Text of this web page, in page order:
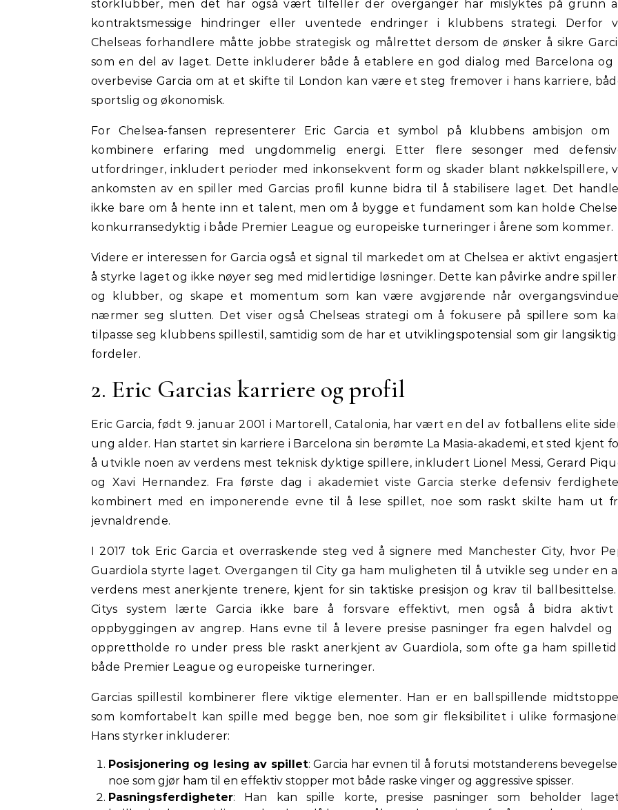
storklubber, men det har også vært tilfeller der overganger har mislyktes på grunn
kontraktsmessige hindringer eller uventede endringer i klubbens strategi. Derfor
Chelseas forhandlere måtte jobbe strategisk og målrettet dersom de ønsker å sikre
som en del av laget. Dette inkluderer både å etablere en god dialog med Barcelona og
overbevise Garcia om at et skifte til London kan være et steg fremover i hans karriere,
sportslig og økonomisk.
For Chelsea-fansen representerer Eric Garcia et symbol på klubbens ambisjon om
kombinere erfaring med ungdommelig energi. Etter flere sesonger med
utfordringer, inkludert perioder med inkonsekvent form og skader blant nøkkelspillere,
ankomsten av en spiller med Garcias profil kunne bidra til å stabilisere laget. Det
ikke bare om å hente inn et talent, men om å bygge et fundament som kan holde
konkurransedyktig i både Premier League og europeiske turneringer i årene som kommer.
Videre er interessen for Garcia også et signal til markedet om at Chelsea er aktivt
å styrke laget og ikke nøyer seg med midlertidige løsninger. Dette kan påvirke andre
og klubber, og skape et momentum som kan være avgjørende når
nærmer seg slutten. Det viser også Chelseas strategi om å fokusere på spillere som
tilpasse seg klubbens spillestil, samtidig som de har et utviklingspotensial som gir
fordeler.
2. Eric Garcias karriere og profil
Eric Garcia, født 9. januar 2001 i Martorell, Catalonia, har vært en del av fotballens elite
ung alder. Han startet sin karriere i Barcelona sin berømte La Masia-akademi, et sted kjent
å utvikle noen av verdens mest teknisk dyktige spillere, inkludert Lionel Messi, Gerard
og Xavi Hernandez. Fra første dag i akademiet viste Garcia sterke defensiv
kombinert med en imponerende evne til å lese spillet, noe som raskt skilte ham ut
jevnaldrende.
I 2017 tok Eric Garcia et overraskende steg ved å signere med Manchester City, hvor
Guardiola styrte laget. Overgangen til City ga ham muligheten til å utvikle seg under en
verdens mest anerkjente trenere, kjent for sin taktiske presisjon og krav til ballbesittelse.
Citys system lærte Garcia ikke bare å forsvare effektivt, men også å bidra
oppbyggingen av angrep. Hans evne til å levere presise pasninger fra egen halvdel og
opprettholde ro under press ble raskt anerkjent av Guardiola, som ofte ga ham
både Premier League og europeiske turneringer.
Garcias spillestil kombinerer flere viktige elementer. Han er en ballspillende
som komfortabelt kan spille med begge ben, noe som gir fleksibilitet i ulike
Hans styrker inkluderer:
Posisjonering og lesing av spillet: Garcia har evnen til å forutsi motstanderens
noe som gjør ham til en effektiv stopper mot både raske vinger og aggressive spisser.
Pasningsferdigheter: Han kan spille korte, presise pasninger som beholder